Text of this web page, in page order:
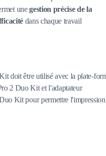
unegestion précise de la
dans chaque travail
doit être utilisé avec la plate-
2 Duo Kit et l'adaptateur
Kit pour permettre